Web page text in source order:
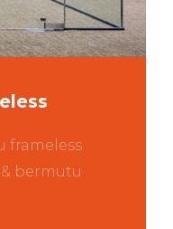
frameless
bermutu